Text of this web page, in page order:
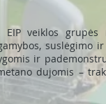
veiklos grupės
suslėgimo
ir
dujomis –